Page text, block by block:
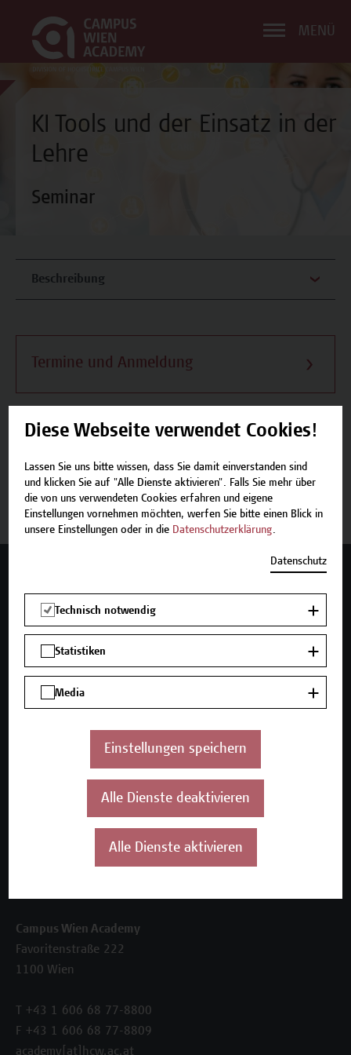
MENÜ
KI Tools und der Einsatz in der
Lehre
Seminar
Beschreibung
Termine und Anmeldung
Beschreibung
Termine und Anmeldung
Unser Angebot
Seminare und Zertifikatsprogramme
Inhouse-Weiterbildung
Referenzen und Partner*innen
Campus Wien Academy
Favoritenstraße 222
1100 Wien
T +43 1 606 68 77-8800
F +43 1 606 68 77-8809
academy[at]hcw.ac.at
Diese Webseite verwendet Cookies!
Lassen Sie uns bitte wissen, dass Sie damit einverstanden sind
und klicken Sie auf "Alle Dienste aktivieren". Falls Sie mehr über
die von uns verwendeten Cookies erfahren und eigene
Einstellungen vornehmen möchten, werfen Sie bitte einen Blick in
unsere Einstellungen oder in die Datenschutzerklärung.
Datenschutz
Technisch notwendig
Statistiken
Media
Einstellungen speichern
Alle Dienste deaktivieren
Alle Dienste aktivieren